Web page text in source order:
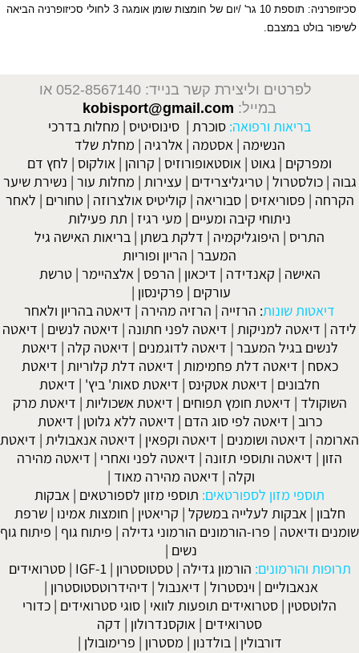
סכיזופרניה: תוספת 10 גר' /יום של חומצות שומן אומגה 3 לחולי סכיזופרניה הביאה
לשיפור בולט במצבם.
לפרטים וליצירת קשר בנייד: 052-8567140
או
במייל: kobisport@gmail.com
בריאות ורפואה: סוכרת | סינוסיטיס | מחלות בדרכי
הנשימה | אסטמה | אלרגיה | מחלת שלד
ומפרקים | גאוט | אוסטאופורוזיס | קרוהן | אולקוס | לחץ דם
גבוה |כולסטרול |טריגליצרידים | עצירות | מחלות עור | נשירת שיער
הקרחה | פסוריאזיס |סבוריאה | קוליטיס אולצרוזה |טחורים | לאחר
ניתוחי קיבה ומעיים | מעי רגיז | תת פעילות
התריס | היפוגליקמיה | דלקת בשתן | בריאות האישה גיל
המעבר | הריון ופוריות
האישה | קאנדידה | דיכאון | הרפס | אלצהיימר |טרשת
עורקים | פרקינסון |
דיאטות שונות: הרזייה | הרזיה מהירה | דיאטה בהריון ולאחר
לידה | דיאטה למניקות | דיאטה לפני חתונה | דיאטה לנשים | דיאטה
לנשים בגיל המעבר | דיאטה לדוגמנים | דיאטה קלה | דיאטת
כאסח | דיאטה דלת פחמימות | דיאטה דלת קלוריות | דיאטת
חלבונים | דיאטת אטקינס | דיאטת סאות' ביץ' | דיאטת
השוקולד | דיאטת חומץ תפוחים | דיאטת אשכוליות | דיאטת מרק
כרוב | דיאטה לפי סוג הדם | דיאטה ללא גלוטן | דיאטת
הארומה | דיאטה ושומנים | דיאטה וקפאין | דיאטה אנאבולית | דיאטת
הזון | דיאטה ותוספי תזונה | דיאטה לפני ואחרי | דיאטה מהירה
וקלה | דיאטה מהירה מאוד |
תוספי מזון לספורטאים: תוספי מזון לספורטאים | אבקות
חלבון | אבקות לעלייה במשקל | קריאטין | חומצות אמינו |שרפת
שומנים ודיאטה | פרו-הורמונים הורמוני גדילה | פיתוח גוף | פיתוח גוף
נשים |
תרופות והורמונים: הורמון גדילה |טסטוסטרון |
IGF-1
|סטרואידים
אנאבוליים | וינסטרול | דיאנבול | דיהידרוטסטוסטרון |
הלוטסטין | סטרואידים תופעות לוואי | סוגי סטרואידים | כדורי
סטרואידים | אוקסנדרולון | דקה
דורבולין | בולדנון | מסטרון | פרימובולן |